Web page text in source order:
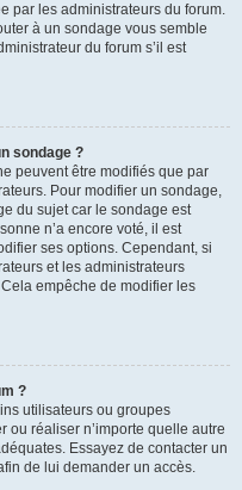
par les administrateurs du forum.
à un sondage vous semble
du forum s’il est
sondage ?
peuvent être modifiés que par
Pour modifier un sondage,
du sujet car le sondage est
n’a encore voté, il est
ses options. Cependant, si
et les administrateurs
empêche de modifier les
?
utilisateurs ou groupes
ou réaliser n’importe quelle autre
Essayez de contacter un
de lui demander un accès.